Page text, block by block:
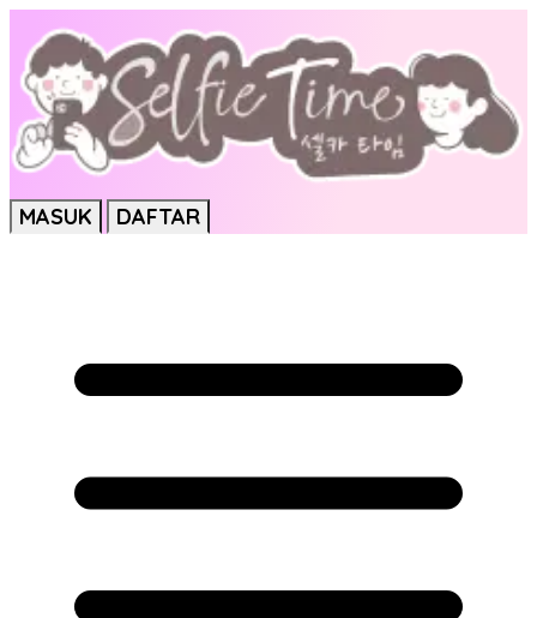
MASUK DAFTAR